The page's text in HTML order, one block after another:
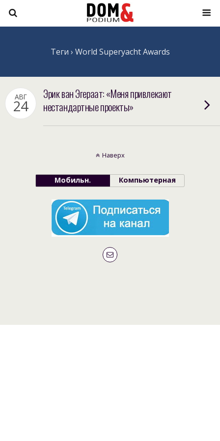
Теги › World Superyacht Awards
АВГ
24
Эрик ван Эгераат: «Меня привлекают
нестандартные проекты»
Наверх
Мобильн. Компьютерная